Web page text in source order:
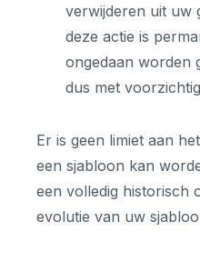
verwijderen uit uw
deze actie is
ongedaan worden
dus met
Er is geen limiet aan
een sjabloon kan
een volledig historisch
evolutie van uw